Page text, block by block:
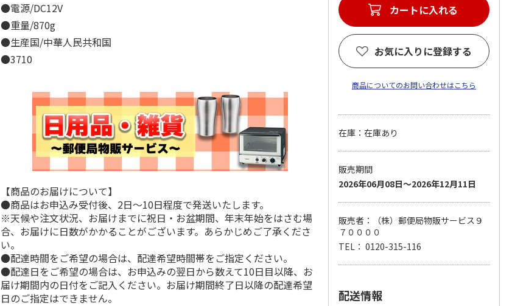
●電源/DC12V
●重量/870g
●生産国/中華人民共和国
●3710
【商品のお届けについて】
●商品はお申込み受付後、2日～10日程度で発送いたします。
※天候や注文状況、お届けまでに祝日・お盆期間、年末年始をはさむ場
合、お届けに日数がかかることがございます。あらかじめご了承くださ
い。
●配達時間をご希望の場合は、配達希望時間帯をご指定ください。
●配達日をご希望の場合は、お申込みの翌日から数えて10日目以降、お
届け期間内の日付をご記入ください。お届け期間終了日以降の配達希望
日のご指定はできません。
カートに入れる
お気に入りに登録する
商品についてのお問い合わせはこちら
在庫：在庫あり
販売期間
2026年06月08日～2026年12月11日
販売者：（株）郵便局物販サービス９
７００００
TEL： 0120-315-116
配送情報